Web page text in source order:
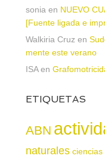
sonia en NUEVO
[Fuente ligada e
Walkiria Cruz en
mente este verano
ISAen
ETIQUETAS
ABN
naturales ciencias